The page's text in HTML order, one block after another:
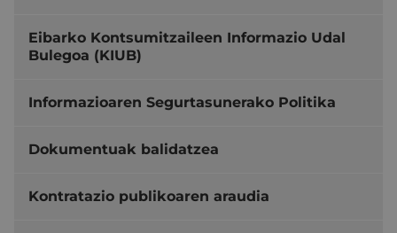
Eibarko Kontsumitzaileen Informazio Udal
Bulegoa (KIUB)
Informazioaren Segurtasunerako Politika
Dokumentuak balidatzea
Kontratazio publikoaren araudia